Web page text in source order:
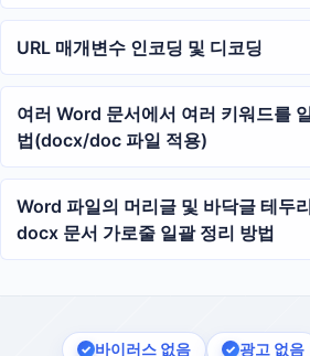
URL 매개변수 인코딩 및 디코딩
여러 Word 문서에서 여러 키워드를
법(docx/doc 파일 적용)
Word 파일의 머리글 및 바닥글 테두
docx 문서 가로줄 일괄 정리 방법
바이러스 없음 광고 없음